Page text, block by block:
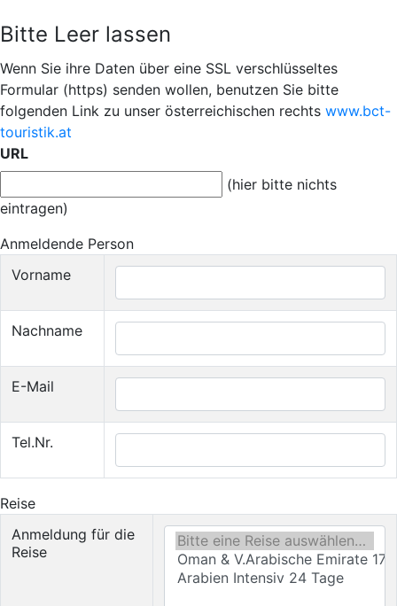
Wenn Sie ihre Daten über eine SSL verschlüsseltes
Formular (https) senden wollen, benutzen Sie bitte
folgenden Link zu unser österreichischen rechts www.bct-
touristik.at
Bitte Leer lassen
URL
(hier bitte nichts
eintragen)
Anmeldende Person
Vorname
Nachname
E-Mail
Tel.Nr.
Reise
Anmeldung für die
Reise